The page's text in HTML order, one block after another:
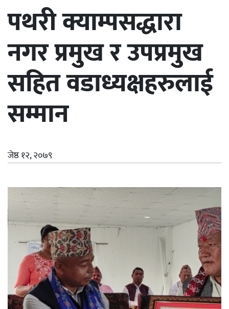
पथरी क्याम्पसद्धारा
नगर प्रमुख र उपप्रमुख
सहित वडाध्यक्षहरुलाई
सम्मान
जेष्ठ १२, २०७९